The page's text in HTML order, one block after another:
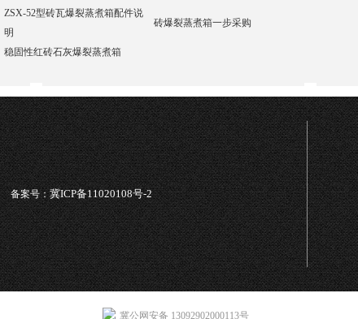
ZSX-52型砖瓦爆裂蒸煮箱配件说
明
砖爆裂蒸煮箱一步采购
稳固性红砖石灰爆裂蒸煮箱
备案号：冀ICP备11020108号-2
冀公网安备 13092902000113号